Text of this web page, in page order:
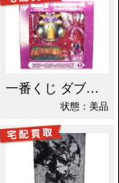
一番くじ ダブルチャンス フリーザ 買取！
状態：美品